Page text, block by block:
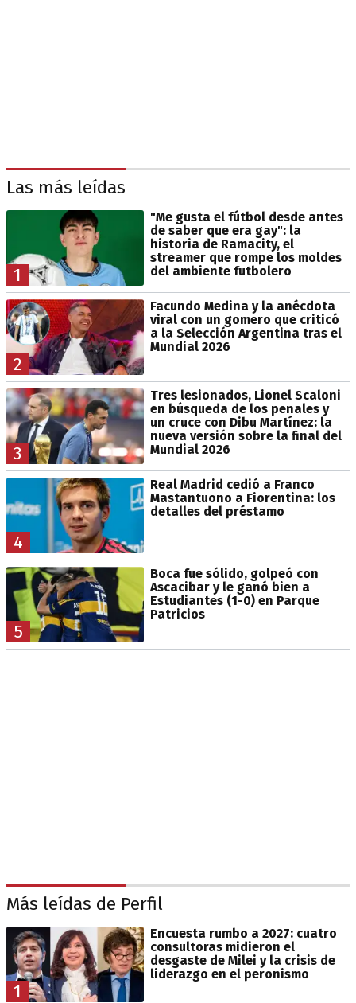
Las más leídas
1
"Me gusta el fútbol desde antes
de saber que era gay": la
historia de Ramacity, el
streamer que rompe los moldes
del ambiente futbolero
2
Facundo Medina y la anécdota
viral con un gomero que criticó
a la Selección Argentina tras el
Mundial 2026
3
Tres lesionados, Lionel Scaloni
en búsqueda de los penales y
un cruce con Dibu Martínez: la
nueva versión sobre la final del
Mundial 2026
4
Real Madrid cedió a Franco
Mastantuono a Fiorentina: los
detalles del préstamo
5
Boca fue sólido, golpeó con
Ascacibar y le ganó bien a
Estudiantes (1-0) en Parque
Patricios
Más leídas de Perfil
1
Encuesta rumbo a 2027: cuatro
consultoras midieron el
desgaste de Milei y la crisis de
liderazgo en el peronismo